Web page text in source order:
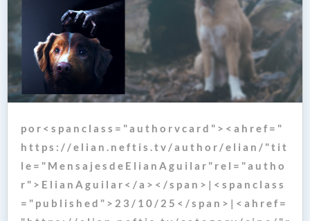
p o r < s p a n c l a s s = " a u t h o r v c a r d " > < a h r e f = "
h t t p s : / / e l i a n . n e f t i s . t v / a u t h o r / e l i a n / " t i t
l e = " M e n s a j e s d e E l i a n A g u i l a r " r e l = " a u t h o
r " > E l i a n A g u i l a r < / a > < / s p a n > | < s p a n c l a s s
= " p u b l i s h e d " > 2 3 / 1 0 / 2 5 < / s p a n > | < a h r e f =